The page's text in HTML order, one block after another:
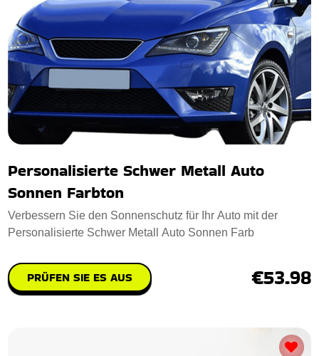
Personalisierte Schwer Metall Auto
Sonnen Farbton
Verbessern Sie den Sonnenschutz für Ihr Auto mit der
Personalisierte Schwer Metall Auto Sonnen Farb
PRÜFEN SIE ES AUS €53.98